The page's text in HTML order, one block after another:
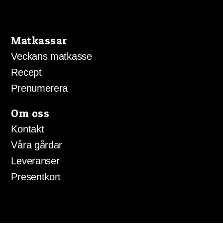
Matkassar
Veckans matkasse
Recept
Prenumerera
Om oss
Kontakt
Våra gårdar
Leveranser
Presentkort